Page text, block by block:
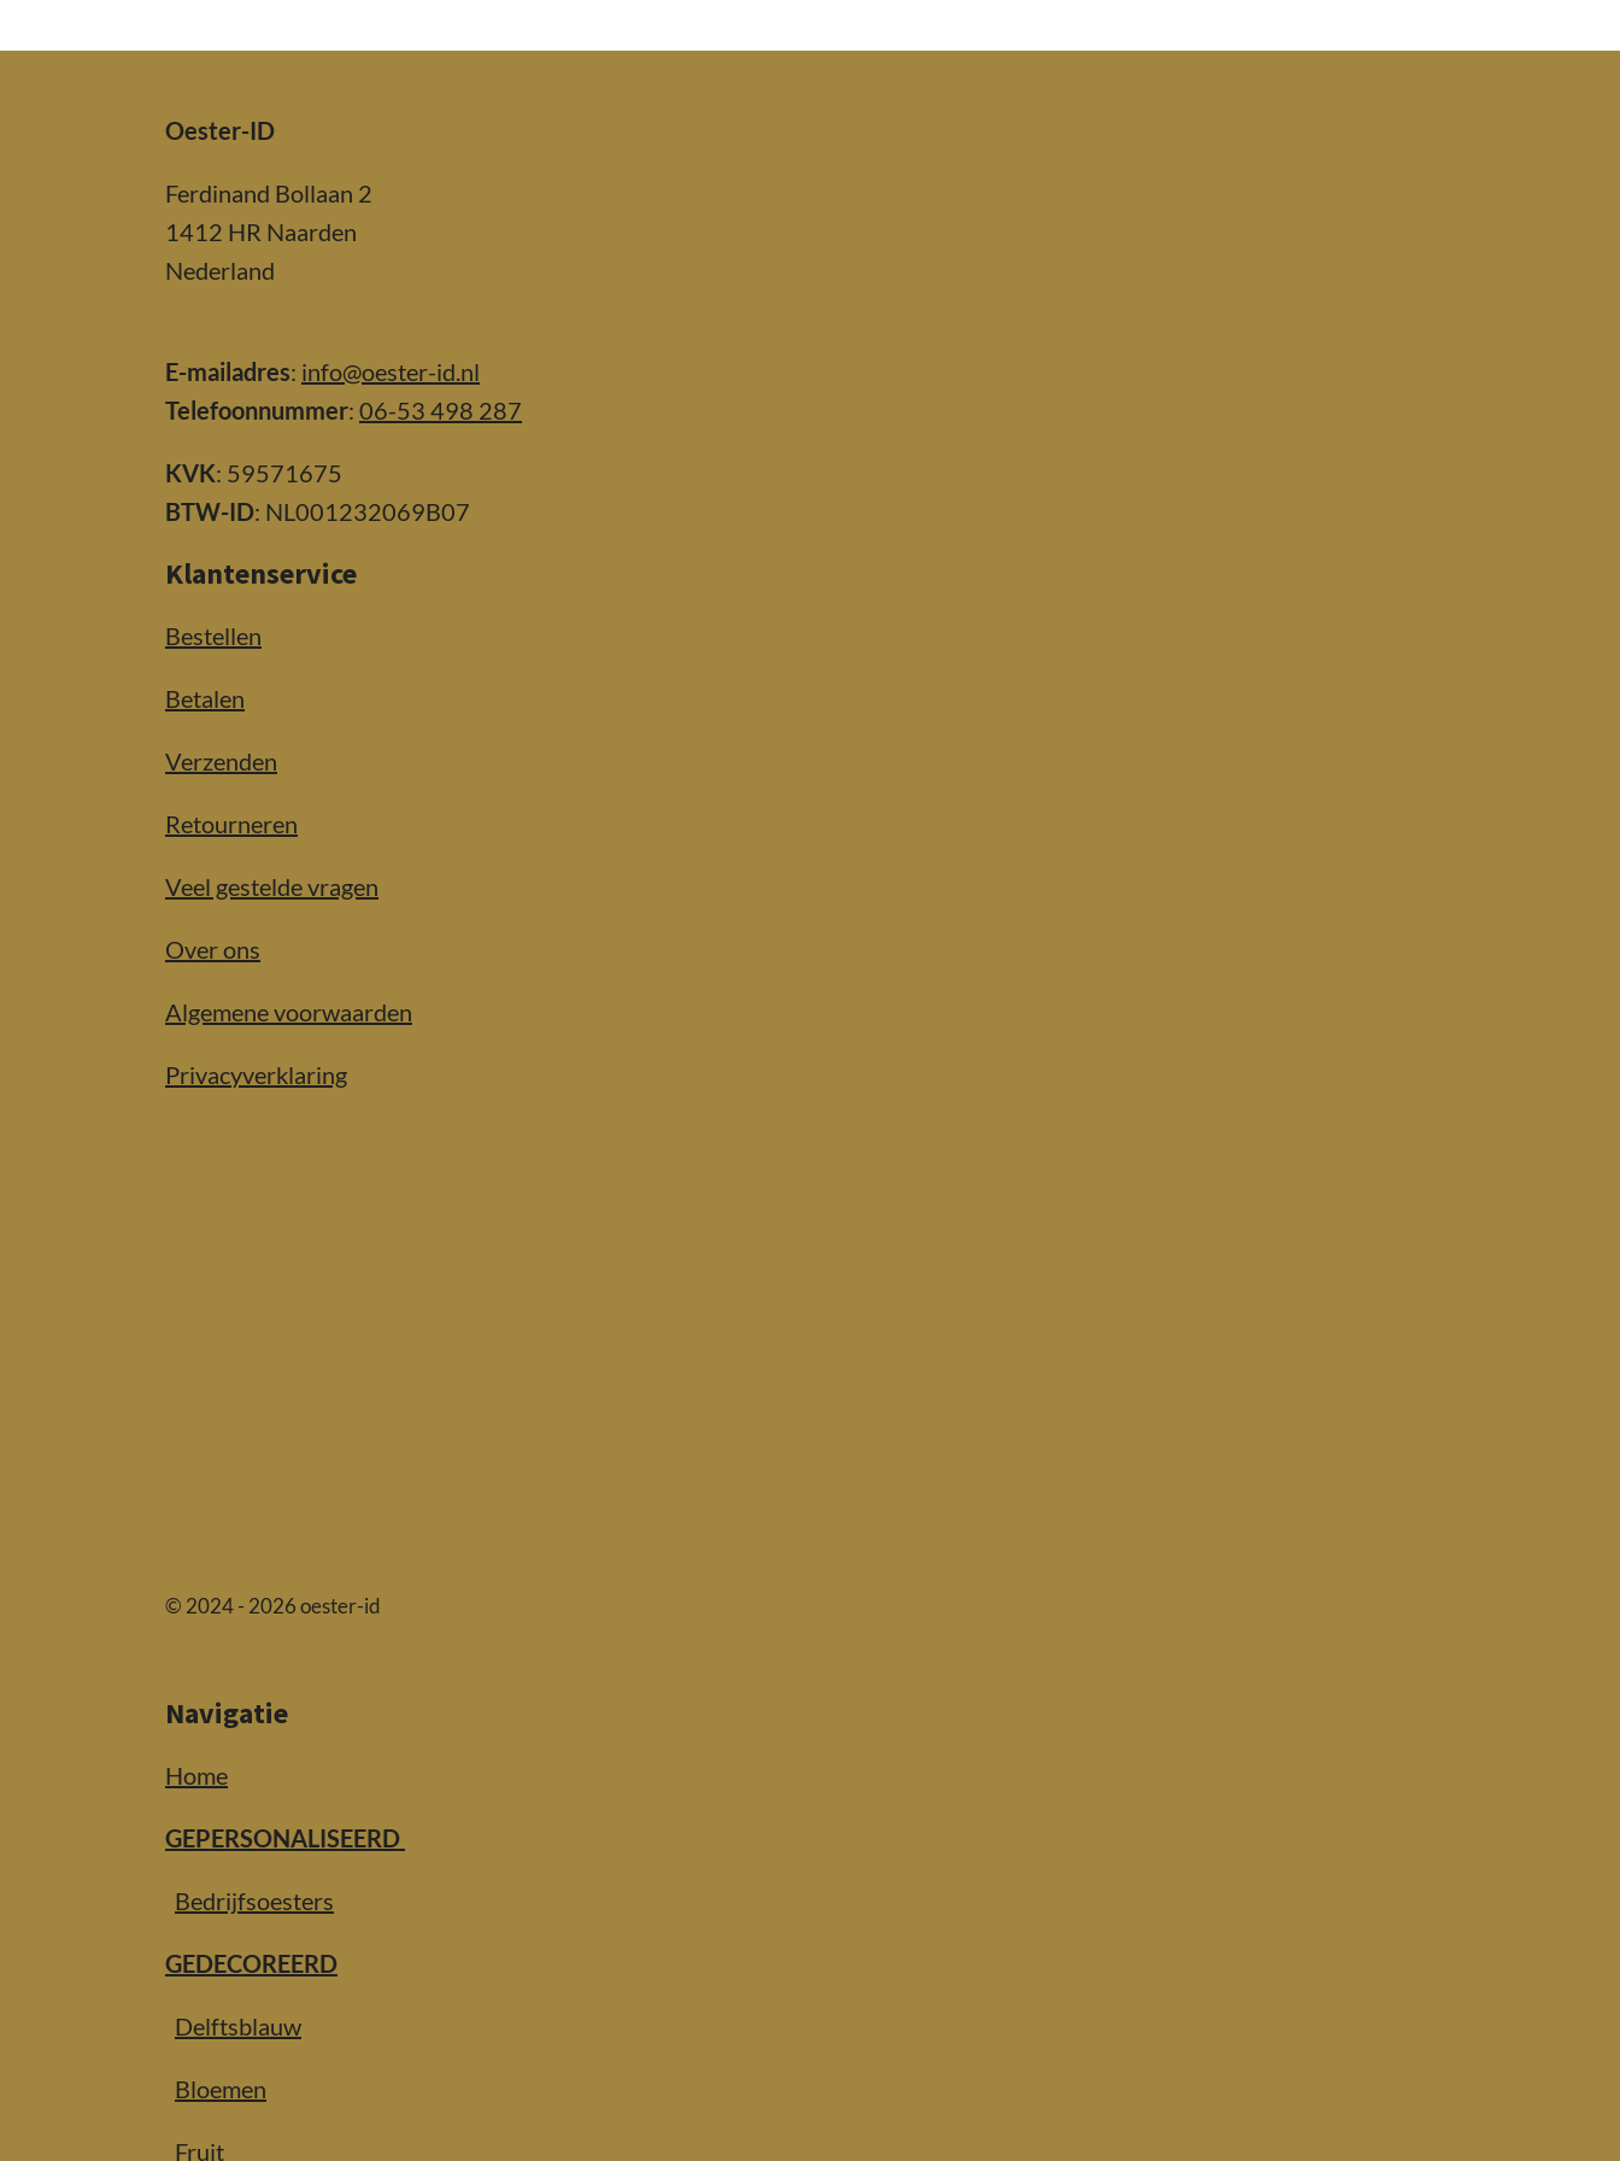
Oester-ID
Ferdinand Bollaan 2
1412 HR Naarden
Nederland
E-mailadres: info@oester-id.nl
Telefoonnummer: 06-53 498 287
KVK: 59571675
BTW-ID: NL001232069B07
Klantenservice
Bestellen
Betalen
Verzenden
Retourneren
Veel gestelde vragen
Over ons
Algemene voorwaarden
Privacyverklaring
© 2024 - 2026 oester-id
Navigatie
Home
GEPERSONALISEERD
Bedrijfsoesters
GEDECOREERD
Delftsblauw
Bloemen
Fruit